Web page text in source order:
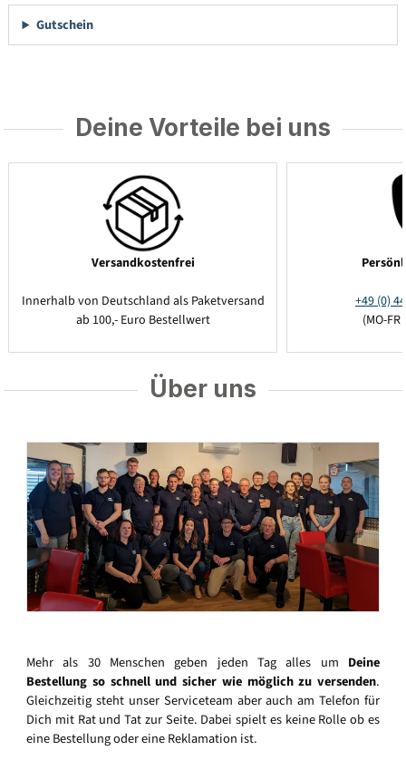
Gutschein
Deine Vorteile bei uns
Versandkostenfrei
Innerhalb von Deutschland als Paketversand
ab 100,- Euro Bestellwert
+49 (0)
(MO-
Über uns
Mehr als 30 Menschen geben jeden Tag alles um Deine
Bestellung so schnell und sicher wie möglich zu versenden.
Gleichzeitig steht unser Serviceteam aber auch am Telefon für
Dich mit Rat und Tat zur Seite. Dabei spielt es keine Rolle ob es
eine Bestellung oder eine Reklamation ist.